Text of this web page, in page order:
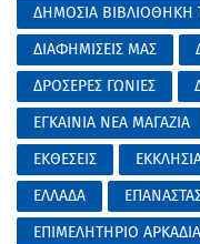
ΔΗΜΟΣΙΑ ΒΙΒΛΙΟΘΗΚΗ
ΔΙΑΦΗΜΙΣΕΙΣ ΜΑΣ
ΔΡΟΣΕΡΕΣ ΓΩΝΙΕΣ
ΕΓΚΑΙΝΙΑ ΝΕΑ ΜΑΓΑΖΙΑ
ΕΚΘΕΣΕΙΣ
ΕΛΛΑΔΑ
ΕΠΙΜΕΛΗΤΗΡΙΟ